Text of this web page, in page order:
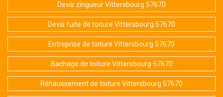
Devis zingueur Vittersbourg 57670
Devis fuite de toiture Vittersbourg 57670
Entreprise de toiture Vittersbourg 57670
Bachage de toiture Vittersbourg 57670
Réhaussement de toiture Vittersbourg 57670